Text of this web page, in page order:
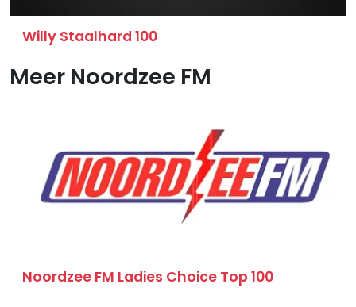
Willy Staalhard 100
Meer Noordzee FM
Noordzee FM Ladies Choice Top 100